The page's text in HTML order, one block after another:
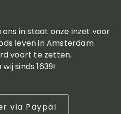
in staat onze inzet voor
leven in Amsterdam
voort te zetten.
sinds 1639!
via Paypal